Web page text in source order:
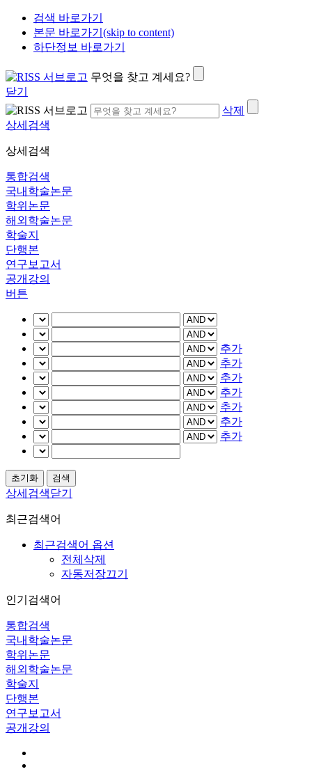
검색 바로가기
본문 바로가기(skip to content)
하단정보 바로가기
무엇을 찾고 계세요?
닫기
삭제
상세검색
상세검색
통합검색
국내학술논문
학위논문
해외학술논문
학술지
단행본
연구보고서
공개강의
버튼
추가
추가
추가
추가
추가
추가
추가
상세검색닫기
최근검색어
최근검색어 옵션
전체삭제
자동저장끄기
인기검색어
통합검색
국내학술논문
학위논문
해외학술논문
학술지
단행본
연구보고서
공개강의